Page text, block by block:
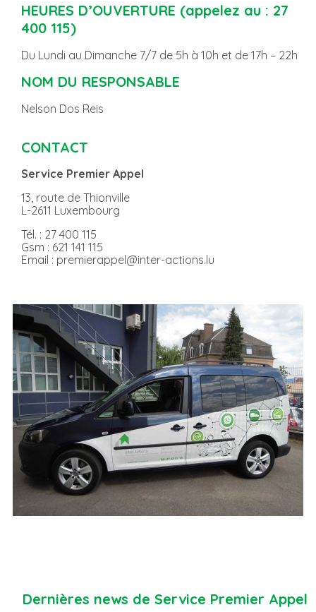
HEURES D’OUVERTURE (appelez au : 27
400 115)
Du Lundi au Dimanche 7/7 de 5h à 10h et de 17h – 22h
NOM DU RESPONSABLE
Nelson Dos Reis
CONTACT
Service Premier Appel
13, route de Thionville
L-2611 Luxembourg
Tél. : 27 400 115
Gsm : 621 141 115
Email : premierappel@inter-actions.lu
Dernières news de Service Premier Appel